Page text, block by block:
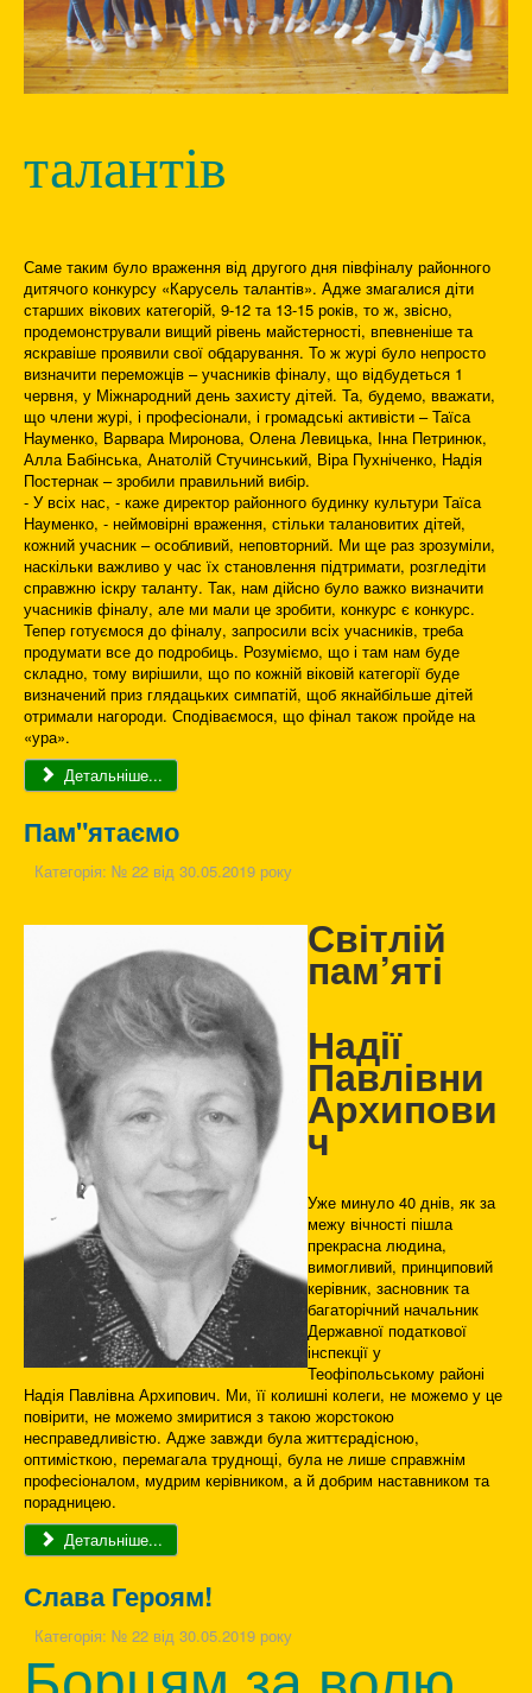
талантів
Саме таким було враження від другого дня півфіналу районного
дитячого конкурсу «Карусель талантів». Адже змагалися діти
старших вікових категорій, 9-12 та 13-15 років, то ж, звісно,
продемонстрували вищий рівень майстерності, впевненіше та
яскравіше проявили свої обдарування. То ж журі було непросто
визначити переможців – учасників фіналу, що відбудеться 1
червня, у Міжнародний день захисту дітей. Та, будемо, вважати,
що члени журі, і професіонали, і громадські активісти – Таїса
Науменко, Варвара Миронова, Олена Левицька, Інна Петринюк,
Алла Бабінська, Анатолій Стучинський, Віра Пухніченко, Надія
Постернак – зробили правильний вибір.
- У всіх нас, - каже директор районного будинку культури Таїса
Науменко, - неймовірні враження, стільки талановитих дітей,
кожний учасник – особливий, неповторний. Ми ще раз зрозуміли,
наскільки важливо у час їх становлення підтримати, розгледіти
справжню іскру таланту. Так, нам дійсно було важко визначити
учасників фіналу, але ми мали це зробити, конкурс є конкурс.
Тепер готуємося до фіналу, запросили всіх учасників, треба
продумати все до подробиць. Розуміємо, що і там нам буде
складно, тому вирішили, що по кожній віковій категорії буде
визначений приз глядацьких симпатій, щоб якнайбільше дітей
отримали нагороди. Сподіваємося, що фінал також пройде на
«ура».
Детальніше...
Пам"ятаємо
Категорія: № 22 від 30.05.2019 року
Світлій
пам’яті
Надії
Павлівни
Архипови
ч
Уже минуло 40 днів, як за
межу вічності пішла
прекрасна людина,
вимогливий, принциповий
керівник, засновник та
багаторічний начальник
Державної податкової
інспекції у
Теофіпольському районі
Надія Павлівна Архипович. Ми, її колишні колеги, не можемо у це
повірити, не можемо змиритися з такою жорстокою
несправедливістю. Адже завжди була життєрадісною,
оптимісткою, перемагала труднощі, була не лише справжнім
професіоналом, мудрим керівником, а й добрим наставником та
порадницею.
Детальніше...
Слава Героям!
Категорія: № 22 від 30.05.2019 року